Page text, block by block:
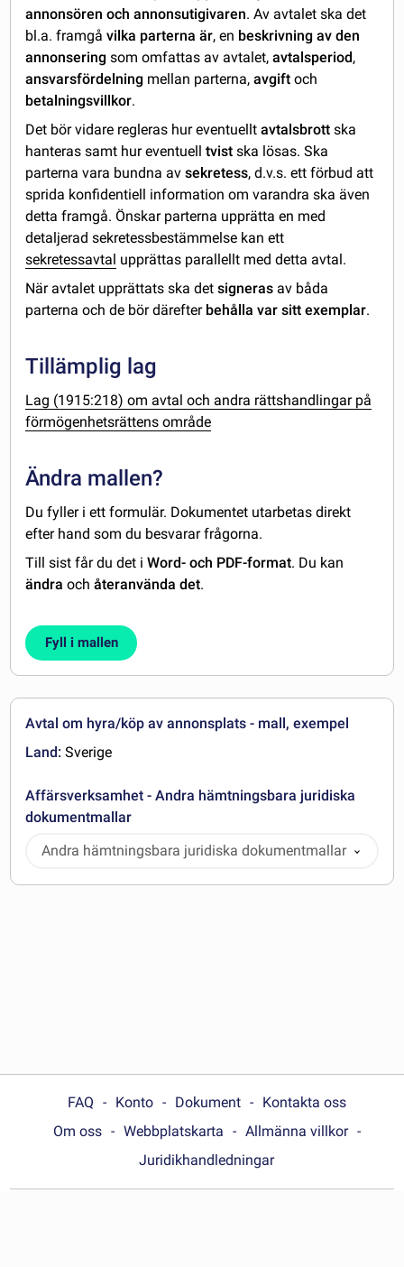
annonsören och annonsutigivaren. Av avtalet ska det
bl.a. framgåvilka parterna är, en beskrivning av den
annonseringsom omfattas av avtalet,avtalsperiod,
ansvarsfördelning mellan parterna,avgift och
betalningsvillkor.
Det bör vidare regleras hur eventuelltavtalsbrott ska
hanteras samt hur eventuelltvist ska lösas. Ska
parterna vara bundna avsekretess, d.v.s. ett förbud att
sprida konfidentiell information om varandra ska även
detta framgå. Önskar parterna upprätta en med
detaljerad sekretessbestämmelse kan ett
sekretessavtal upprättas parallellt med detta avtal.
När avtalet upprättats ska detsigneras av båda
parterna och de bör därefter behålla var sitt exemplar.
Tillämplig lag
Lag (1915:218) om avtal och andra rättshandlingar på
förmögenhetsrättens område
Ändra mallen?
Du fyller i ett formulär. Dokumentet utarbetas direkt
efter hand som du besvarar frågorna.
Till sist får du det iWord- och PDF-format. Du kan
ändra ochåteranvända det.
Fyll i mallen
Avtal om hyra/köp av annonsplats - mall, exempel
Land: Sverige
Affärsverksamhet - Andra hämtningsbara juridiska
dokumentmallar
Andra hämtningsbara juridiska dokumentmallar
FAQ Konto Dokument
Kontakta oss
Om oss
Webbplatskarta
Allmänna villkor
Juridikhandledningar